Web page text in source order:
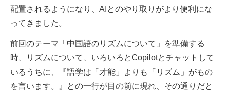
配置されるようになり、AIとのやり取りがより便利にな
ってきました。
前回のテーマ「中国語のリズムについて」を準備する
時、リズムについて、いろいろとCopilotとチャットして
いるうちに、『語学は「才能」よりも「リズム」がもの
を言います。』との一行が目の前に現れ、その通りだと